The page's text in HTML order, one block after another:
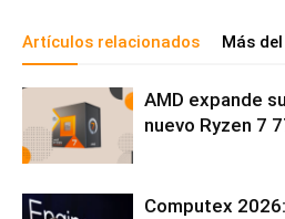
Artículos relacionados Más
AMD expande
nuevo Ryzen 7
Computex